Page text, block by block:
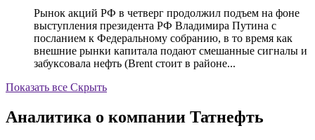
Рынок акций РФ в четверг продолжил подъем на фоне
выступления президента РФ Владимира Путина с
посланием к Федеральному собранию, в то время как
внешние рынки капитала подают смешанные сигналы и
забуксовала нефть (Brent стоит в районе...
Показать все Скрыть
Аналитика о компании Татнефть